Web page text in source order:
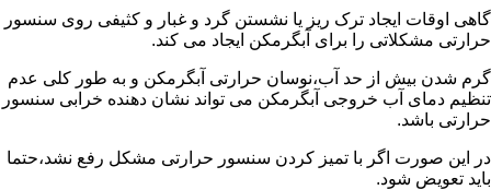
گاهی اوقات ایجاد ترک ریز یا نشستن گرد و غبار و کثیفی روی سنسور
حرارتی مشکلاتی را برای آبگرمکن ایجاد می کند.
گرم شدن بیش از حد آب،نوسان حرارتی آبگرمکن و به طور کلی عدم
تنظیم دمای آب خروجی آبگرمکن می تواند نشان دهنده خرابی سنسور
حرارتی باشد.
در این صورت اگر با تمیز کردن سنسور حرارتی مشکل رفع نشد،حتما
باید تعویض شود.